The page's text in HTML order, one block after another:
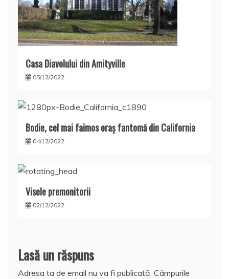
Casa Diavolului din Amityville
05/12/2022
Bodie, cel mai faimos oraş fantomă din California
04/12/2022
Visele premonitorii
02/12/2022
Lasă un răspuns
Adresa ta de email nu va fi publicată. Câmpurile